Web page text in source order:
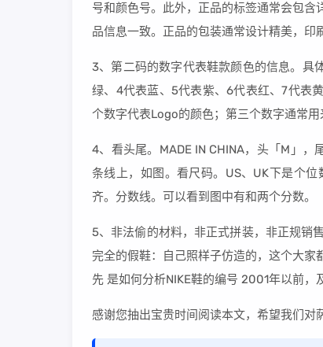
号和颜色号。此外，正品的标签通常会包
品信息一致。正品的包装通常设计精美，印
3、第二码的数字代表鞋款颜色的信息。
绿、4代表蓝、5代表紫、6代表红、7代表
个数字代表Logo的颜色；第三个数字通常用
4、看头尾。MADE IN CHINA，头「M」
条线上，如图。看尺码。US、UK下是个
齐。分数线。可以看到图中有和两个分数。
5、非法偷的材料，非正式拼装，非正规销
完全的假鞋：自己照样子仿造的，这个大
先 是如何分析NIKE鞋的编号 2001年以前
感谢您抽出宝贵时间阅读本文，希望我们对